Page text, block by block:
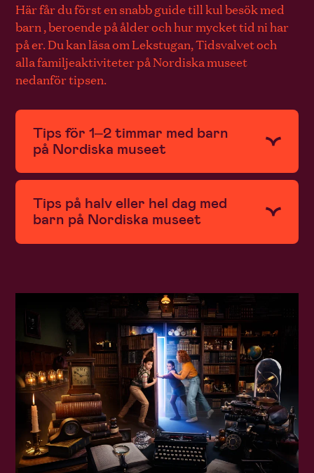
Här får du först en snabb guide till kul besök med
barn , beroende på ålder och hur mycket tid ni har
på er. Du kan läsa om Lekstugan, Tidsvalvet och
alla familjeaktiviteter på Nordiska museet
nedanför tipsen.
Tips för 1–2 timmar med barn
på Nordiska museet
Tips på halv eller hel dag med
barn på Nordiska museet